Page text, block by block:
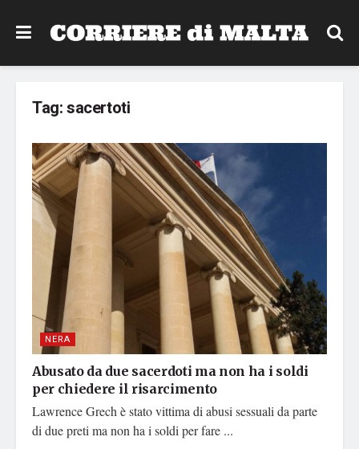
Tag:sacertoti
NERA
Abusato da due sacerdoti ma non ha i soldi
per chiedere il risarcimento
Lawrence Grech è stato vittima di abusi sessuali da parte
di due preti ma non ha i soldi per fare ...